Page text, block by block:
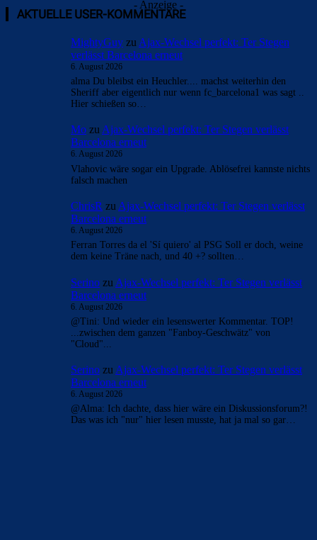
AKTUELLE USER-KOMMENTARE
MightyGuy
6. August 2026
alma Du bleibst ein Heuchler.... machst weiterhin den
Sheriff aber eigentlich nur wenn fc_barcelona1 was sagt ..
Hier schießen so…